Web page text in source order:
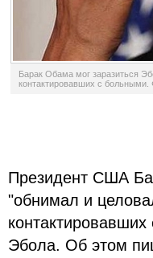
Барак Обама мог заразиться
контактировавших с больными.
Президент США
"обнимал и
Эбола. Об этом